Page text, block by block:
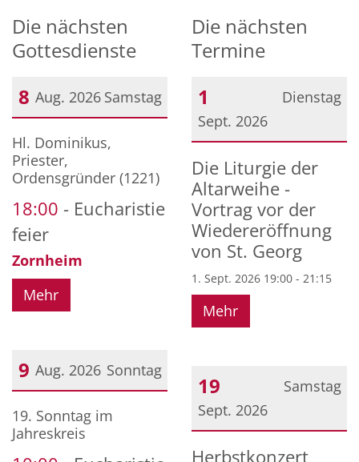
Die nächsten
Gottesdienste
Samstag
8 Aug. 2026
Datum: 8. August 2026
Hl. Dominikus,
Priester,
Ordensgründer (1221)
18:00
Eucharistie
feier
Zornheim
Mehr
Sonntag
9 Aug. 2026
Datum: 9. August 2026
19. Sonntag im
Jahreskreis
Die nächsten
Termine
Dienstag
1
Sept. 2026
Datum: 1. September
Die Liturgie der
Altarweihe -
Vortrag vor der
Wiedereröffnung
von St. Georg
1. Sept. 2026 19:00 - 21:15
Mehr
Samstag
19
Sept. 2026
Datum: 19. September
Herbstkonzert